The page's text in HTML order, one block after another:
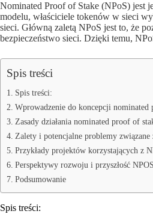
Nominated Proof of Stake (NPoS) jest
modelu, właściciele tokenów w sieci
sieci. Główną zaletą NPoS jest to, że
bezpieczeństwo sieci. Dzięki temu,
Spis treści
Spis treści:
Wprowadzenie do koncepcji nominated
Zasady działania nominated proof of
Zalety i potencjalne problemy związane
Przykłady projektów korzystających z
Perspektywy rozwoju i przyszłość NPOS
Podsumowanie
Spis treści: